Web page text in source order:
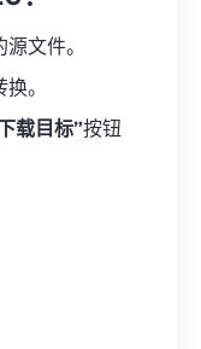
文件。
。
载目标”按钮